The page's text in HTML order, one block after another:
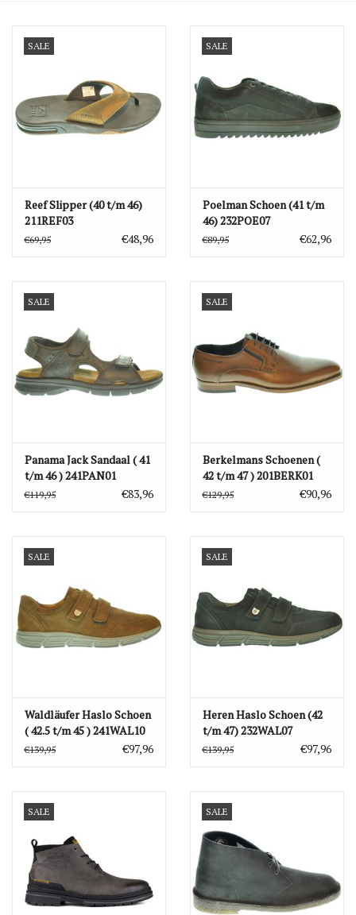
SALE
Reef Slipper (40 t/m 46)
211REF03
€69,95 €48,96
SALE
Poelman Schoen (41 t/m
46) 232POE07
€89,95 €62,96
SALE
Panama Jack Sandaal ( 41
t/m 46 ) 241PAN01
€119,95 €83,96
SALE
Berkelmans Schoenen (
42 t/m 47 ) 201BERK01
€129,95 €90,96
SALE
Waldläufer Haslo Schoen
( 42.5 t/m 45 ) 241WAL10
€139,95 €97,96
SALE
Heren Haslo Schoen (42
t/m 47) 232WAL07
€139,95 €97,96
SALE SALE